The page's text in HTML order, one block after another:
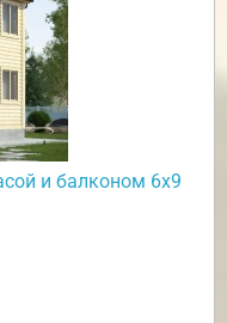
и балконом 6х9